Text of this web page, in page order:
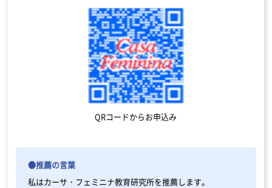
QRコードからお申込み
●推薦の言葉
私はカーサ・フェミニナ教育研究所を推薦します。